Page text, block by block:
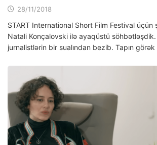
28/11/2018
START International Short Film Festival üçün
Natali Konçalovski ilə ayaqüstü
jurnalistlərin bir sualından bezib. Tapın görək